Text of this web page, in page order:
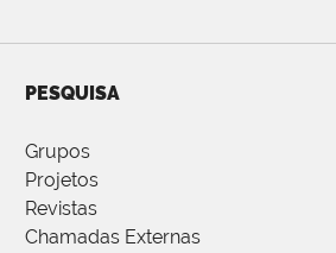
PESQUISA
Grupos
Projetos
Revistas
Chamadas Externas